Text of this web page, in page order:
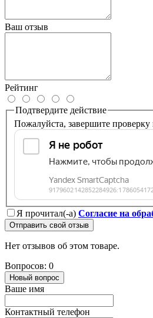
Ваш отзыв
Рейтинг
Подтвердите действие
Пожалуйста, завершите
Я прочитал(-а) Согласие на
Отправить свой отзыв
Нет отзывов об этом товаре.
Вопросов: 0
Новый вопрос
Ваше имя
Контактный телефон